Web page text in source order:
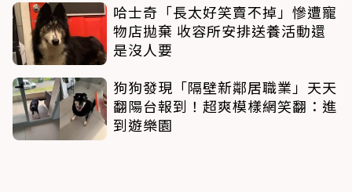
哈士奇「長太好笑賣不掉」慘遭寵
物店拋棄 收容所安排送養活動還
是沒人要
狗狗發現「隔壁新鄰居職業」天天
翻陽台報到！超爽模樣網笑翻：進
到遊樂園